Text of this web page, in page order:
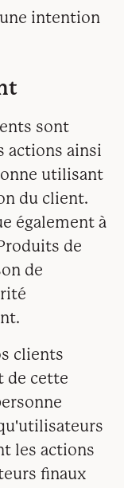
intention
sont
actions ainsi
utilisant
du client.
également à
de
de
clients
de cette
les actions
finaux